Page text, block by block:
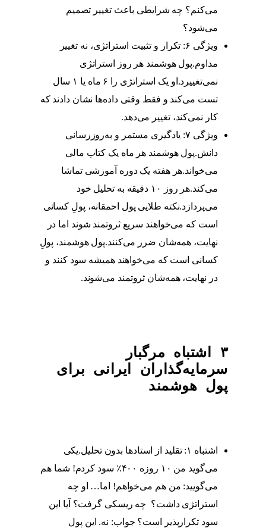
می‌کنم؟ چه شرایطی باعث تغییر تصمیم
می‌شود؟
ویژگی ۶: تکرار و تثبیت استراتژی، نه تغییر
مداوم.پول هوشمند هر روز استراتژی
نمی‌تغییرد.او یک استراتژی را ۶ ماه یا ۱ سال
تست می‌کند و فقط وقتی داده‌ها نشان دادند که
کار نمی‌کند، تغییر می‌دهد.
ویژگی ۷: یادگیری مستمر و به‌روزرسانی
دانش.پول هوشمند هر ماه یک کتاب مالی
می‌خواند.هر هفته یک دوره آموزشی تماشا
می‌کند.هر روز ۱۰ دقیقه به تحلیل خود
می‌پردازد.نکته طلایی پول احمقانه، پولِ کسانی
است که می‌خواهند سریع ثروتمند شوند اما در
نهایت، همه‌شان ضرر می‌کنند.پول هوشمند، پولِ
کسانی است که می‌خواهند همیشه سود کنند و
در نهایت، همه‌شان ثروتمند می‌شوند.
۳ اشتباه مرگبار
سرمایه‌گذاران ایرانی برای
پول هوشمند
اشتباه ۱: تقلید از استادها بدون تحلیل.یکی
می‌گوید من ۱۰ روزه ۴۰۰٪ سود کردم! شما هم
می‌گویید: من هم می‌خواهم! اما… او چه
استراتژی داشت؟ چه ریسکی گرفت؟ آیا این
سود تکرارپذیر است؟ جواب: نه. این پول